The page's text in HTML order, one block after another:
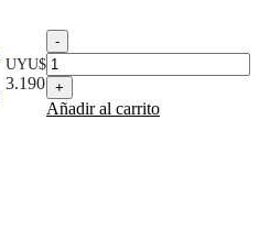
UYU$
3.190
Amortiguador
Trasero
Para
Moto
Ripmobility
Añadir al carrito